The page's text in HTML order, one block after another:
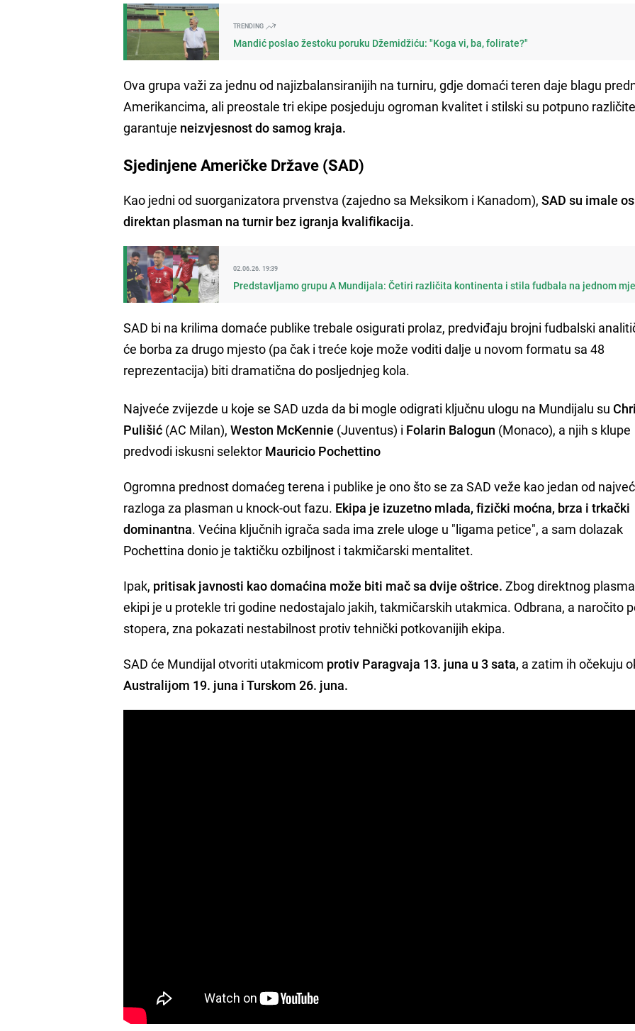
TRENDING
Mandić poslao žestoku poruku Džemidžiću: "Koga vi, ba, folirate?"
Ova grupa važi za jednu od najizbalansiranijih na turniru, gdje domaći teren daje blagu
Amerikancima, ali preostale tri ekipe posjeduju ogroman kvalitet i stilski su potpuno
garantuje neizvjesnost do samog kraja.
Sjedinjene Američke Države (SAD)
Kao jedni od suorganizatora prvenstva (zajedno sa Meksikom i Kanadom), SAD su imale
direktan plasman na turnir bez igranja kvalifikacija.
02.06.26. 19:39
Predstavljamo grupu A Mundijala: Četiri različita kontinenta i stila fudbala na jednom
SAD bi na krilima domaće publike trebale osigurati prolaz, predviđaju brojni fudbalski
će borba za drugo mjesto (pa čak i treće koje može voditi dalje u novom formatu sa 48
reprezentacija) biti dramatična do posljednjeg kola.
Najveće zvijezde u koje se SAD uzda da bi mogle odigrati ključnu ulogu na Mundijalu su
Pulišić (AC Milan),Weston McKennie (Juventus) i Folarin Balogun (Monaco), a njih s klupe
predvodi iskusni selektor Mauricio Pochettino
Ogromna prednost domaćeg terena i publike je ono što se za SAD veže kao jedan od
razloga za plasman u knock-out fazu. Ekipa je izuzetno mlada, fizički moćna, brza i trkački
dominantna. Većina ključnih igrača sada ima zrele uloge u "ligama petice", a sam dolazak
Pochettina donio je taktičku ozbiljnost i takmičarski mentalitet.
Ipak, pritisak javnosti kao domaćina može biti mač sa dvije oštrice. Zbog direktnog
ekipi je u protekle tri godine nedostajalo jakih, takmičarskih utakmica. Odbrana, a naročito
stopera, zna pokazati nestabilnost protiv tehnički potkovanijih ekipa.
SAD će Mundijal otvoriti utakmicom protiv Paragvaja 13. juna u 3 sata, a zatim ih očekuju
Australijom 19. juna i Turskom 26. juna.